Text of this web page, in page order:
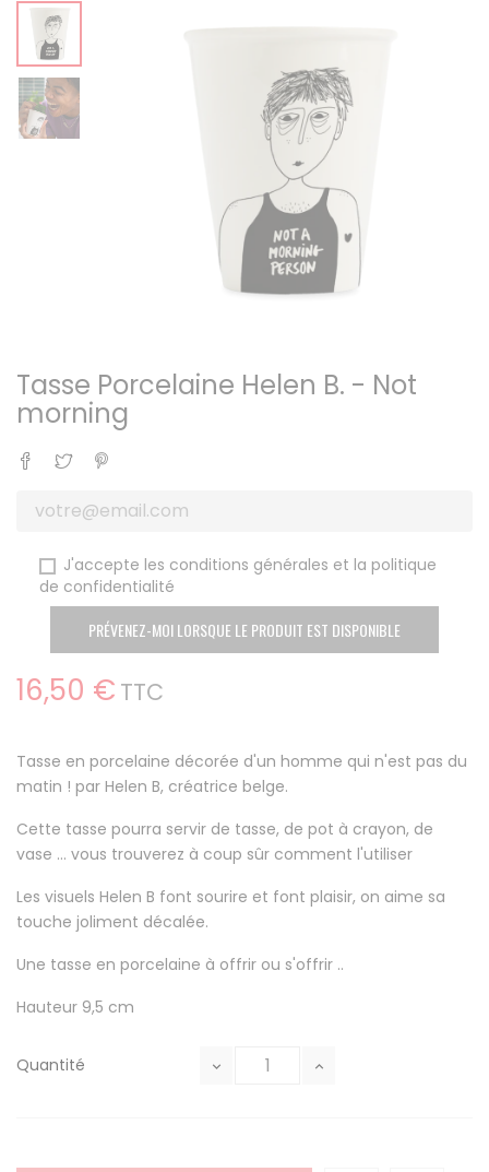
Tasse Porcelaine Helen B. - Not
morning
Partager
Tweet
J'accepte les conditions générales et la politique
de confidentialité
PRÉVENEZ-MOI LORSQUE LE PRODUIT EST DISPONIBLE
16,50 € TTC
Tasse en porcelaine décorée d'un homme qui n'est pas du
matin ! par Helen B, créatrice belge.
Cette tasse pourra servir de tasse, de pot à crayon, de
vase ... vous trouverez à coup sûr comment l'utiliser
Les visuels Helen B font sourire et font plaisir, on aime sa
touche joliment décalée.
Une tasse en porcelaine à offrir ou s'offrir ..
Hauteur 9,5 cm
Quantité